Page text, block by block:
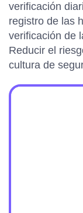
verificación
registro de las
verificación de
Reducir el
cultura de